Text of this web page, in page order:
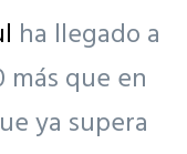
ha llegado a
más que en
ya supera